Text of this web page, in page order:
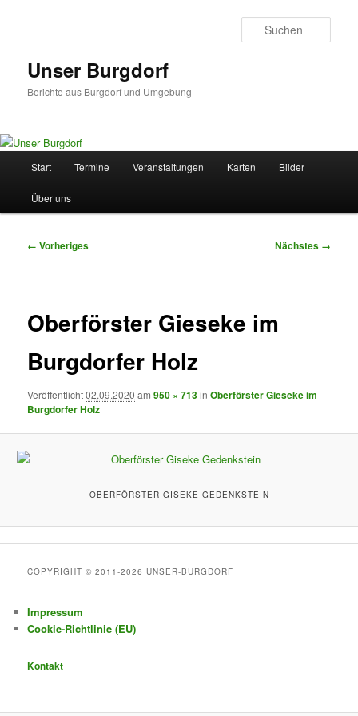
Unser Burgdorf
Berichte aus Burgdorf und Umgebung
Start Termine Veranstaltungen Karten Bilder
Über uns
Bilder-
← Vorheriges Nächstes →
Oberförster Gieseke im
Burgdorfer Holz
Veröffentlicht02.09.2020 am950 × 713inOberförster Gieseke im
Burgdorfer Holz
OBERFÖRSTER GISEKE GEDENKSTEIN
COPYRIGHT © 2011-2026 UNSER-BURGDORF
Impressum
Cookie-Richtlinie (EU)
Kontakt